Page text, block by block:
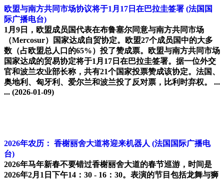
欧盟与南方共同市场协议将于1月17日在巴拉圭签署 (法国国
际广播电台)
1月9日，欧盟成员国代表在布鲁塞尔同意与南方共同市场
（Mercosur）国家达成自贸协定。欧盟27个成员国中的大多
数（占欧盟总人口的65%）投了赞成票。欧盟与南方共同市场
国家达成的贸易协定将于1月17日在巴拉圭签署。据一位外交
官和波兰农业部长称，共有21个国家投票赞成该协定。法国、
奥地利、匈牙利、爱尔兰和波兰投了反对票，比利时弃权。 ...
... (2026-01-09)
2026年农历： 香榭丽舍大道将迎来机器人 (法国国际广播电
台)
2026年马年新春不要错过香榭丽舍大道的春节巡游，时间是
2026年2月1日下午14：30 - 16：30。表演的节目包括龙舞与狮